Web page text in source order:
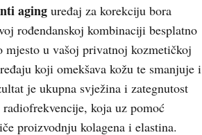
aging uređaj za korekciju bora
rođendanskoj kombinaciji besplatno
mjesto u vašoj privatnoj kozmetičkoj
koji omekšava kožu te smanjuje i
je ukupna svježina i zategnutost
koja uz pomoć
proizvodnju kolagena i elastina.